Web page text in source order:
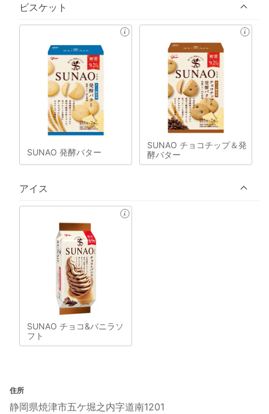
ビスケット
SUNAO 発酵バター
SUNAO チョコチップ＆発
酵バター
アイス
SUNAO チョコ&バニラソ
フト
住所
静岡県焼津市五ケ堀之内字道南1201